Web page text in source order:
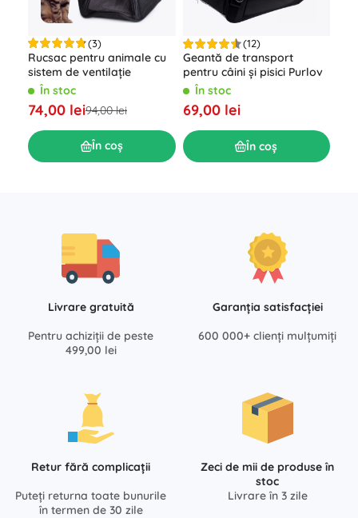
(3)
Rucsac pentru animale cu
sistem de ventilație
În stoc
74,00 lei94,00 lei
În coș
(12)
Geantă de transport
pentru câini și pisici Purlov
În stoc
69,00 lei
În coș
Livrare gratuită
Pentru achiziții de peste
499,00 lei
Garanția satisfacției
600 000+ clienți mulțumiți
Retur fără complicații
Puteți returna toate bunurile
în termen de 30 zile
Zeci de mii de produse în
stoc
Livrare în 3 zile